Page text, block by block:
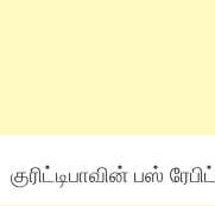
குரிட்டிபாவின் பஸ்